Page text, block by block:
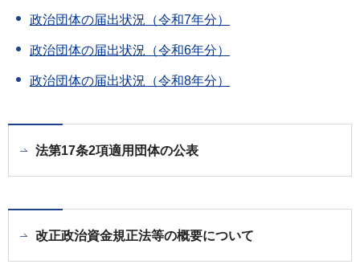
政治団体の届出状況（令和7年分）
政治団体の届出状況（令和6年分）
政治団体の届出状況（令和8年分）
法第17条2項適用団体の公表
改正政治資金規正法等の概要について